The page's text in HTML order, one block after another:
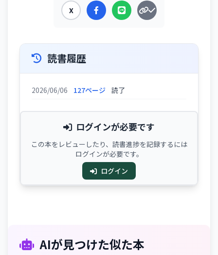
X
読書履歴
2026/06/06 127ページ 読了
ログインが必要です
この本をレビューしたり、読書進捗を記録するには
ログインが必要です。
ログイン
AIが見つけた似た本